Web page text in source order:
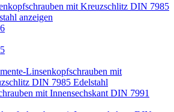
mit Kreuzschlitz DIN 7985
anzeigen
Linsenkopfschrauben mit
DIN 7985 Edelstahl
mit Innensechskant DIN 7991